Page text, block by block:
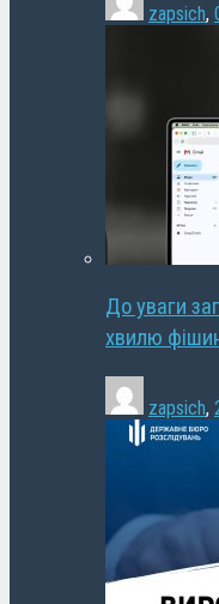
zapsich,
До уваги
хвилю
zapsich,